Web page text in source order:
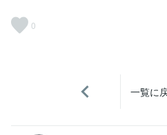
0
一覧に